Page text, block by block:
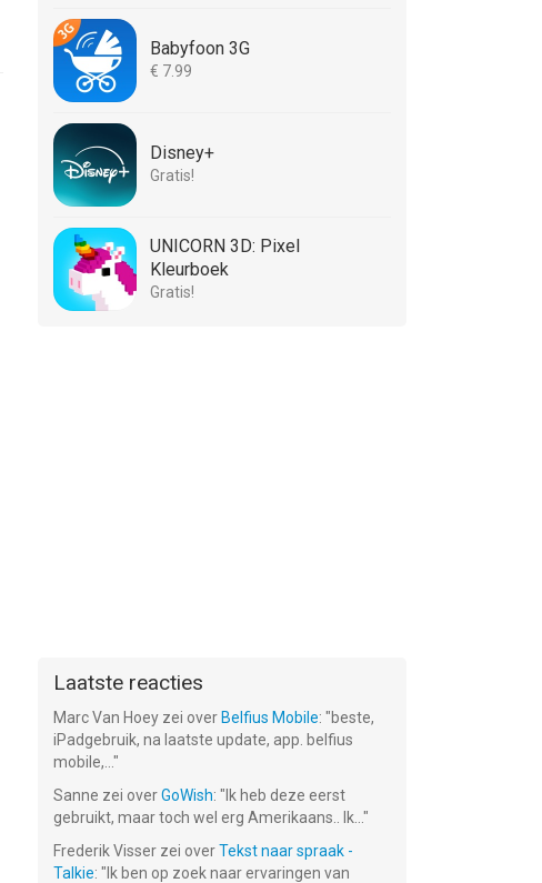
Babyfoon 3G
€ 7.99
Disney+
Gratis!
UNICORN 3D: Pixel
Kleurboek
Gratis!
Laatste reacties
Marc Van Hoey zei over Belfius Mobile: "beste,
iPadgebruik, na laatste update, app. belfius
mobile,... "
Sanne zei overGoWish: " Ik heb deze eerst
gebruikt, maar toch wel erg Amerikaans.. Ik... "
Frederik Visser zei overTekst naar spraak -
Talkie: " Ik ben op zoek naar ervaringen van